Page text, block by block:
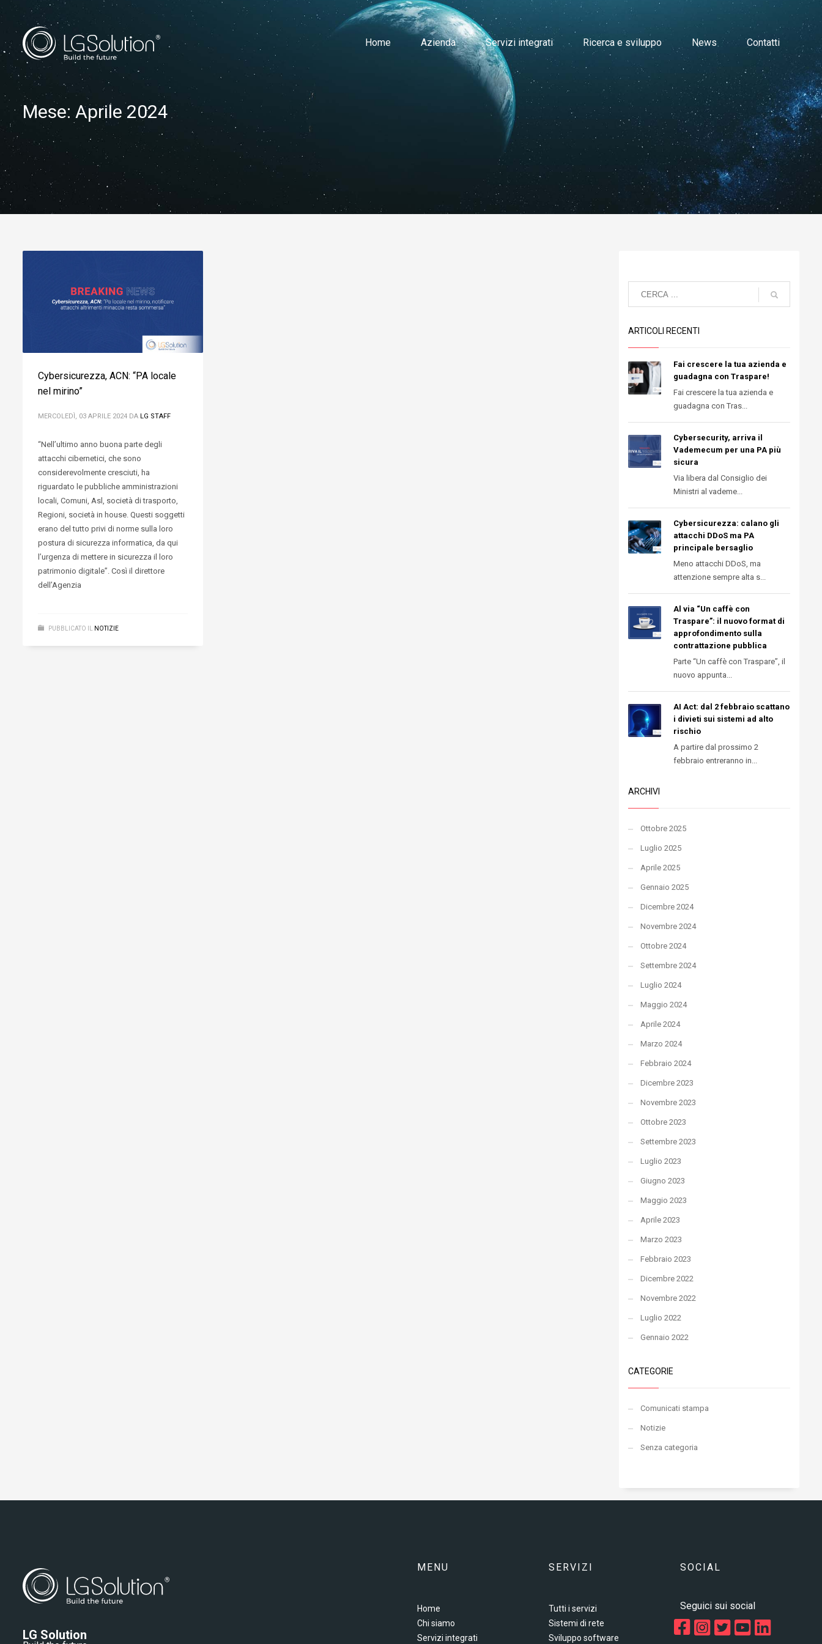
Home Azienda Servizi integrati Ricerca e sviluppo News Contatti
Mese: Aprile 2024
Cybersicurezza, ACN: “PA locale
nel mirino”
MERCOLEDÌ, 03 APRILE 2024 DA LG STAFF
“Nell’ultimo anno buona parte degli
attacchi cibernetici, che sono
considerevolmente cresciuti, ha
riguardato le pubbliche amministrazioni
locali, Comuni, Asl, società di trasporto,
Regioni, società in house. Questi soggetti
erano del tutto privi di norme sulla loro
postura di sicurezza informatica, da qui
l’urgenza di mettere in sicurezza il loro
patrimonio digitale”. Così il direttore
dell’Agenzia
PUBBLICATO IL NOTIZIE
ARTICOLI RECENTI
Fai crescere la tua azienda e
guadagna con Traspare!
Fai crescere la tua azienda e
guadagna con Tras...
Cybersecurity, arriva il
Vademecum per una PA più
sicura
Via libera dal Consiglio dei
Ministri al vademe...
Cybersicurezza: calano gli
attacchi DDoS ma PA
principale bersaglio
Meno attacchi DDoS, ma
attenzione sempre alta s...
Al via “Un caffè con
Traspare”: il nuovo format di
approfondimento sulla
contrattazione pubblica
Parte “Un caffè con Traspare”, il
nuovo appunta...
AI Act: dal 2 febbraio scattano
i divieti sui sistemi ad alto
rischio
A partire dal prossimo 2
febbraio entreranno in...
ARCHIVI
Ottobre 2025
Luglio 2025
Aprile 2025
Gennaio 2025
Dicembre 2024
Novembre 2024
Ottobre 2024
Settembre 2024
Luglio 2024
Maggio 2024
Aprile 2024
Marzo 2024
Febbraio 2024
Dicembre 2023
Novembre 2023
Ottobre 2023
Settembre 2023
Luglio 2023
Giugno 2023
Maggio 2023
Aprile 2023
Marzo 2023
Febbraio 2023
Dicembre 2022
Novembre 2022
Luglio 2022
Gennaio 2022
CATEGORIE
Comunicati stampa
Notizie
Senza categoria
LG Solution
MENU
Home
Chi siamo
Servizi integrati
SERVIZI
Tutti i servizi
Sistemi di rete
Sviluppo software
SOCIAL
Seguici sui social